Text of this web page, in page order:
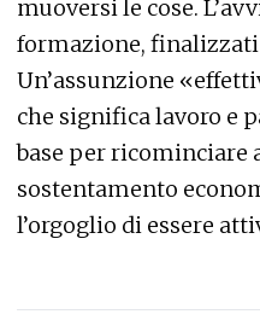
muoversi le cose.
formazione, finalizzati
Un’assunzione
che significa lavoro e
base per ricominciare
sostentamento
l’orgoglio di essere